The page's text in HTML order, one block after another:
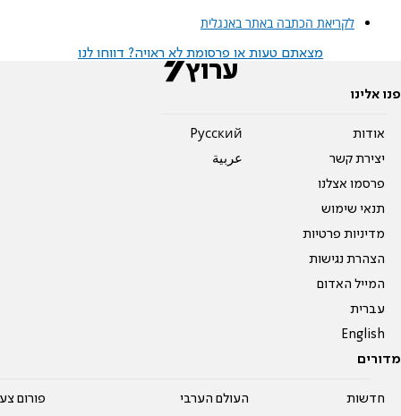
לקריאת הכתבה באתר באנגלית
מצאתם טעות או פרסומת לא ראויה? דווחו לנו
פנו אלינו
אודות
יצירת קשר
פרסמו אצלנו
תנאי שימוש
מדיניות פרטיות
הצהרת נגישות
המייל האדום
עברית
English
Pусский
عربية
מדורים
חדשות
העולם הערבי
פורום